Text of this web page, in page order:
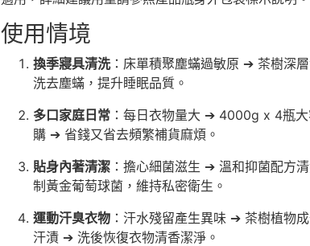
使用情境
換季寢具清洗：床單積聚塵蟎過敏原 ➔ 茶樹深
洗去塵蟎，提升睡眠品質。
多口家庭日常：每日衣物量大 ➔ 4000g x 4瓶大
購 ➔ 省錢又省去頻繁補貨麻煩。
貼身內著清潔：擔心細菌滋生 ➔ 溫和抑菌配方
制黃金葡萄球菌，維持私密衛生。
運動汗臭衣物：汗水殘留產生異味 ➔ 茶樹植物
汗漬 ➔ 洗後恢復衣物清香潔淨。